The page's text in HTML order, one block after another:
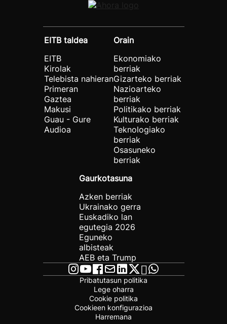
EITB taldea
EITB
Kirolak
Telebista nahieran
Primeran
Gaztea
Makusi
Guau - Gure
Audioa
Orain
Ekonomiako
berriak
Gizarteko berriak
Nazioarteko
berriak
Politikako berriak
Kulturako berriak
Teknologiako
berriak
Osasuneko
berriak
Gaurkotasuna
Azken berriak
Ukrainako gerra
Euskadiko lan
egutegia 2026
Eguneko
albisteak
AEB eta Trump
Pribatutasun politika
Lege oharra
Cookie politika
Cookieen konfigurazioa
Harremana